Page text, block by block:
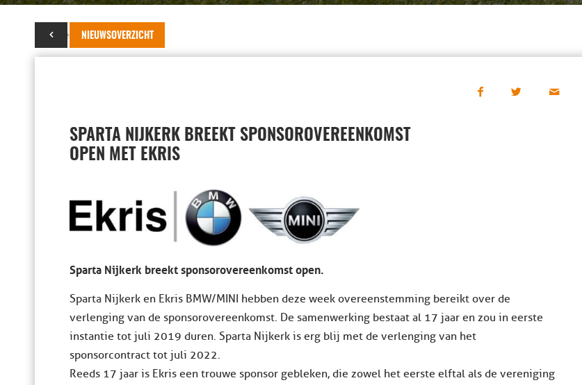
NIEUWSOVERZICHT
15 november 2018
SPARTA NIJKERK BREEKT SPONSOROVEREENKOMST
OPEN MET EKRIS
Sparta Nijkerk breekt sponsorovereenkomst open.
Sparta Nijkerk en Ekris BMW/MINI hebben deze week overeenstemming bereikt over de
verlenging van de sponsorovereenkomst. De samenwerking bestaat al 17 jaar en zou in eerste
instantie tot juli 2019 duren. Sparta Nijkerk is erg blij met de verlenging van het
sponsorcontract tot juli 2022.
Reeds 17 jaar is Ekris een trouwe sponsor gebleken, die zowel het eerste elftal als de vereniging